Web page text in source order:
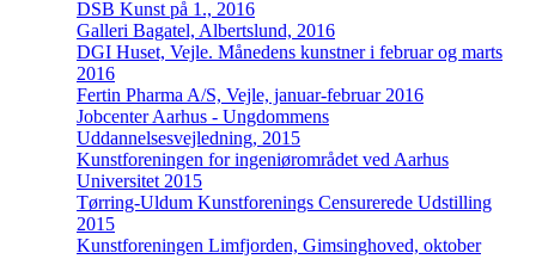
DSB Kunst på 1., 2016
Galleri Bagatel, Albertslund, 2016
DGI Huset, Vejle. Månedens kunstner i februar og marts
2016
Fertin Pharma A/S, Vejle, januar-februar 2016
Jobcenter Aarhus - Ungdommens
Uddannelsesvejledning, 2015
Kunstforeningen for ingeniørområdet ved Aarhus
Universitet 2015
Tørring-Uldum Kunstforenings Censurerede Udstilling
2015
Kunstforeningen Limfjorden, Gimsinghoved, oktober